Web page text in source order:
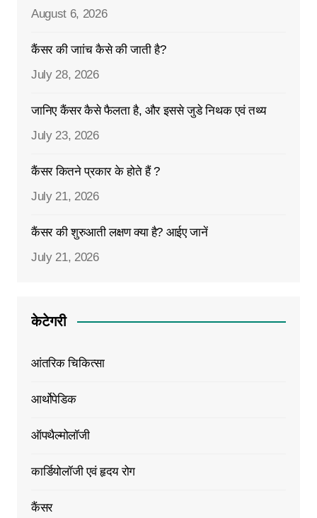
August 6, 2026
कैंसर की जाांच कैसे की जाती है?
July 28, 2026
जानिए कैंसर कैसे फैलता है, और इससे जुडे निथक एवं तथ्य
July 23, 2026
कैंसर कितने प्रकार के होते हैं ?
July 21, 2026
कैंसर की शुरुआती लक्षण क्या है? आईए जानें
July 21, 2026
केटेगरी
आंतरिक चिकित्सा
आर्थोपेडिक
ऑपथैल्मोलॉजी
कार्डियोलॉजी एवं हृदय रोग
कैंसर